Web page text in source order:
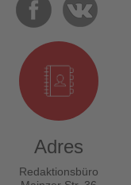
Adres
Redaktionsbüro